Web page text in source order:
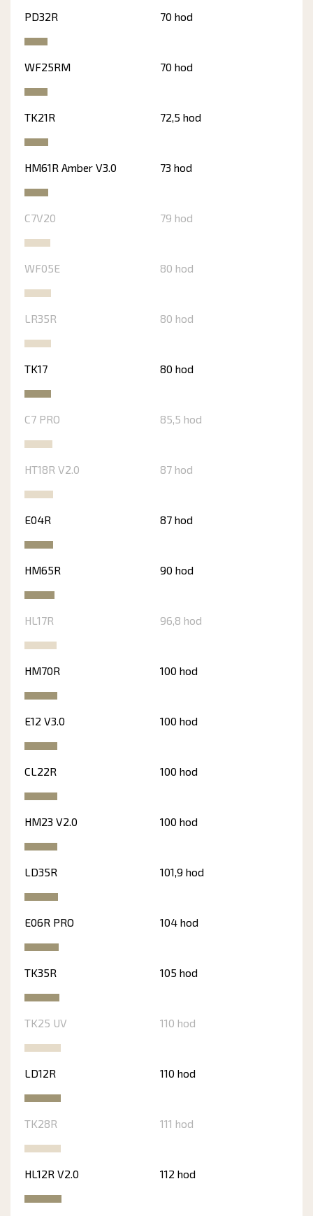
PD32R 70 hod
WF25RM 70 hod
TK21R 72,5 hod
HM61R Amber V3.0 73 hod
C7V20 79 hod
WF05E 80 hod
LR35R 80 hod
TK17 80 hod
C7 PRO 85,5 hod
HT18R V2.0 87 hod
E04R 87 hod
HM65R 90 hod
HL17R 96,8 hod
HM70R 100 hod
E12 V3.0 100 hod
CL22R 100 hod
HM23 V2.0 100 hod
LD35R 101,9 hod
E06R PRO 104 hod
TK35R 105 hod
TK25 UV 110 hod
LD12R 110 hod
TK28R 111 hod
HL12R V2.0 112 hod